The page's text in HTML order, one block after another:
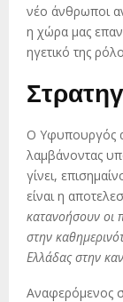
νέο άνθρωποι
η χώρα μας
ηγετικό της
Ο Υφυπουργός
λαμβάνοντας
γίνει,
είναι η
κατανοήσουν οι
στην
Ελλάδας στην
Αναφερόμενος